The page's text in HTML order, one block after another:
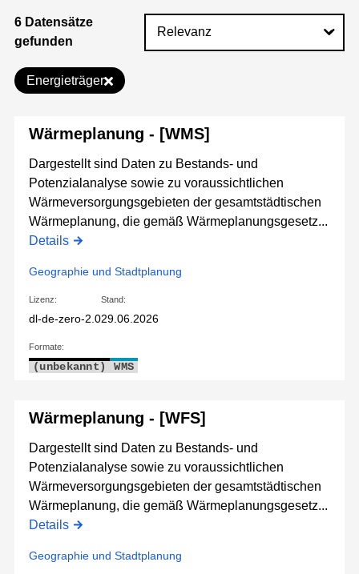
6 Datensätze
gefunden
Energieträger
Wärmeplanung - [WMS]
Dargestellt sind Daten zu Bestands- und
Potenzialanalyse sowie zu voraussichtlichen
Wärmeversorgungsgebieten der gesamtstädtischen
Wärmeplanung, die gemäß Wärmeplanungsgesetz...
Details
Geographie und Stadtplanung
Lizenz:
dl-de-zero-2.0
Stand:
29.06.2026
Formate:
(unbekannt) WMS
Wärmeplanung - [WFS]
Dargestellt sind Daten zu Bestands- und
Potenzialanalyse sowie zu voraussichtlichen
Wärmeversorgungsgebieten der gesamtstädtischen
Wärmeplanung, die gemäß Wärmeplanungsgesetz...
Details
Geographie und Stadtplanung